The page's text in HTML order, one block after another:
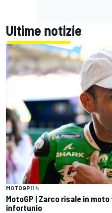
Ultime notizie
MOTOGP11 h
MotoGP | Zarco risale in
infortunio